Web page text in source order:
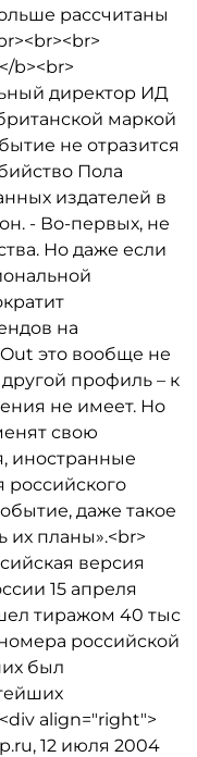
рассчитаны
b><br>
директор ИД
маркой
не отразится
Пола
издателей в
- Во-первых, не
Но даже если
на
это вообще не
другой профиль – к
не имеет. Но
свою
иностранные
российского
даже такое
их планы».<br>
версия
15 апреля
тиражом 40 тыс
российской
был
align="right">
12 июля 2004